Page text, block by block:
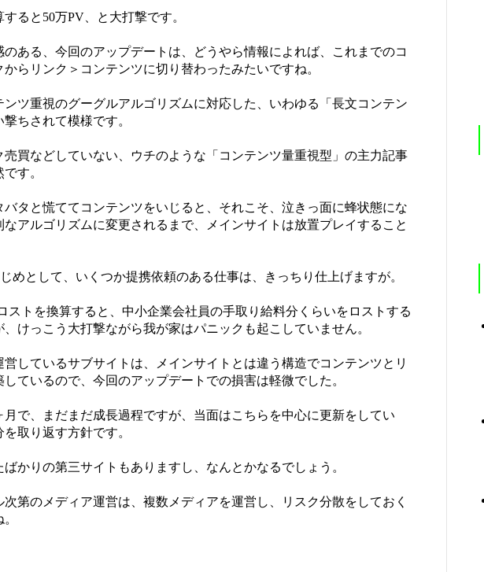
ると50万PV、と大打撃です。
ある、今回のアップデートは、どうやら情報によれば、これまでのコ
らリンク＞コンテンツに切り替わったみたいですね。
ンツ重視のグーグルアルゴリズムに対応した、いわゆる「長文コンテン
ちされて模様です。
売買などしていない、ウチのような「コンテンツ量重視型」の主力記事
す。
バタと慌ててコンテンツをいじると、それこそ、泣きっ面に蜂状態にな
なアルゴリズムに変更されるまで、メインサイトは放置プレイすること
じめとして、いくつか提携依頼のある仕事は、きっちり仕上げますが。
ストを換算すると、中小企業会社員の手取り給料分くらいをロストする
、けっこう大打撃ながら我が家はパニックも起こしていません。
しているサブサイトは、メインサイトとは違う構造でコンテンツとリ
しているので、今回のアップデートでの損害は軽微でした。
月で、まだまだ成長過程ですが、当面はこちらを中心に更新をしてい
取り返す方針です。
ばかりの第三サイトもありますし、なんとかなるでしょう。
第のメディア運営は、複数メディアを運営し、リスク分散をしておく